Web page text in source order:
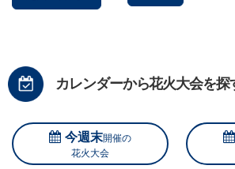
カレンダーから花火大会を探
今週末開催の
花火大会